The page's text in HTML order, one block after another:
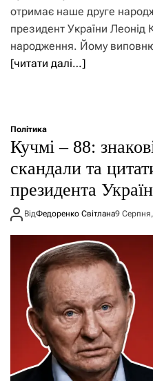
отримає наше друге
президент України Леонід
народження. Йому
[читати далі…]
Політика
Кучмі – 88:
скандали та
президента
ВідФедоренко Світлана9